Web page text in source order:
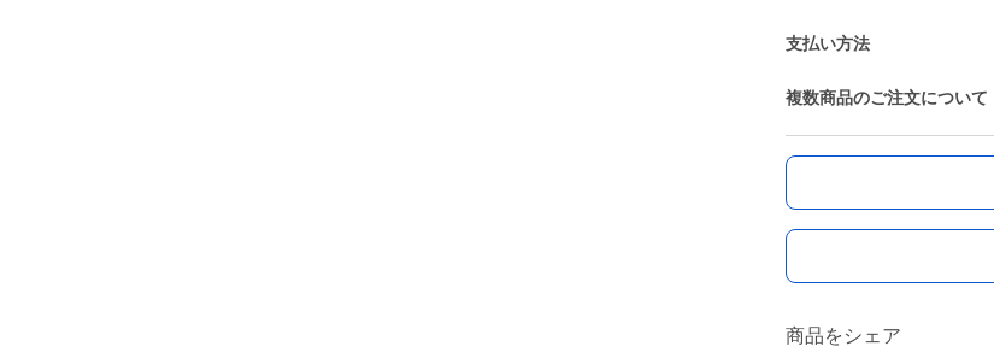
支払い方法
複数商品のご注文について
商品をシェア